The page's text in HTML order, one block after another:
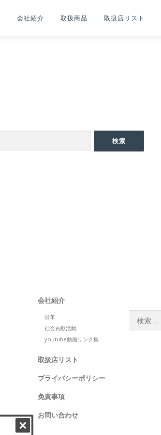
会社紹介 取扱商品 取扱店リスト
会社紹介
沿革
社会貢献活動
youtube動画リンク集
取扱店リスト
プライバシーポリシー
免責事項
お問い合わせ